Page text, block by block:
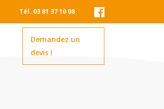
Tél. 03 81 37 10 08
Demandez un
devis !